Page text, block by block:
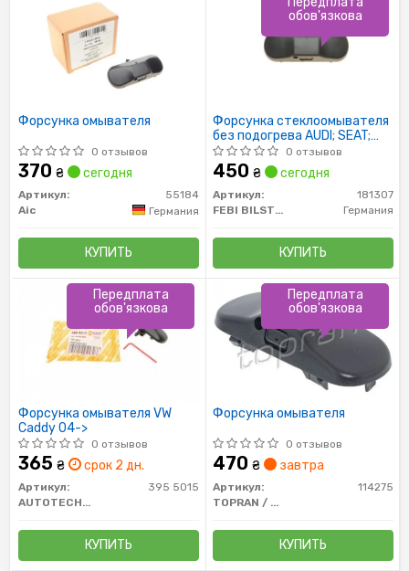
Форсунка омывателя
0 отзывов
370 ₴ сегодня
Артикул:
55184
Aic
Германия
КУПИТЬ
Форсунка стеклоомывателя
без подогрева AUDI; SEAT;
SKODA; VW (пр-во FEBI)
0 отзывов
450 ₴ сегодня
Артикул:
181307
FEBI BILSTEIN
Германия
КУПИТЬ
обов'язкова
Форсунка омывателя VW
Caddy 04->
0 отзывов
365 ₴ срок 2 дн.
Артикул:
395 5015
AUTOTECHTEILE
КУПИТЬ
Передплата
обов'язкова
Форсунка омывателя
0 отзывов
470 ₴ завтра
Артикул:
114275
TOPRAN / HANS PRIES
КУПИТЬ
Передплата
обов'язкова